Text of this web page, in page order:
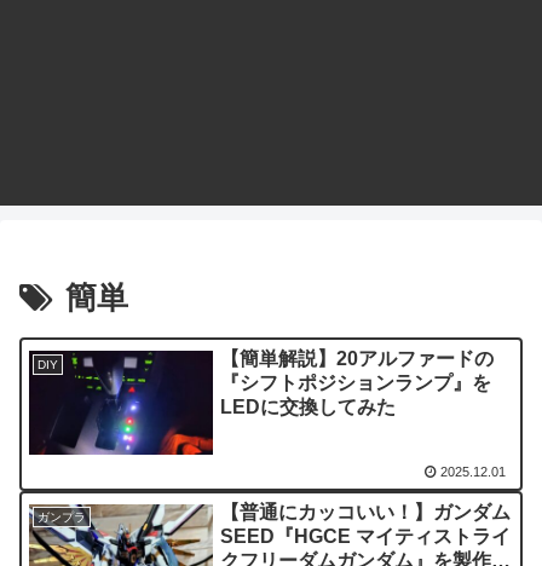
簡単
DIY
【簡単解説】20アルファードの
『シフトポジションランプ』を
LEDに交換してみた
2025.12.01
ガンプラ
【普通にカッコいい！】ガンダム
SEED『HGCE マイティストライ
クフリーダムガンダム』を製作&